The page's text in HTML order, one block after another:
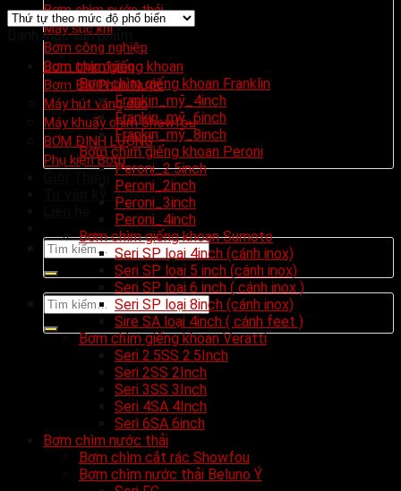
Bơm chìm nước thải
Máy sục khí
Bơm công nghiệp
Bơm trục đứng
Bơm Đài Phun Nước
Máy hút váng dầu
Máy khuấy chìm Showfou
BƠM ĐỊNH LƯỢNG
Phụ kiện Bơm
Tư vấn kỹ thuật
Tìm
Tìm
Danh mục sản phẩm
Bơm chìm giếng khoan
Bơm chìm giếng khoan Franklin
Frankin_mỹ_4inch
Frankin_mỹ_6inch
Frankin_mỹ_8inch
Bơm chìm giếng khoan Peroni
Peroni_2.5inch
Peroni_2inch
Peroni_3inch
Peroni_4inch
Bơm chìm giếng khoan Sumoto
Seri SP lọai 4inch (cánh inox)
Seri SP loại 5 inch (cánh inox)
Seri SP loại 6 inch ( cánh inox )
Seri SP loại 8inch (cánh inox)
Sire SA loại 4inch ( cánh feet )
Bơm chìm giếng khoan Veratti
Seri 2.5SS 2.5Inch
Seri 2SS 2Inch
Seri 3SS 3Inch
Seri 4SA 4Inch
Seri 6SA 6inch
Bơm chìm nước thải
Bơm chìm cắt rác Showfou
Bơm chìm nước thải Beluno Ý